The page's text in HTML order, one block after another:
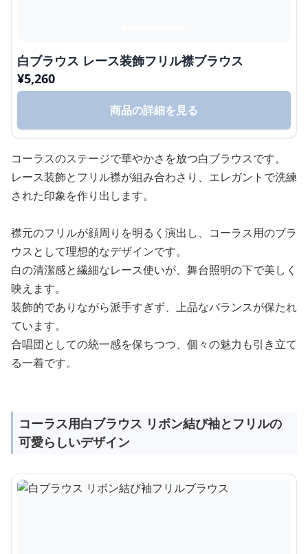
白ブラウス レース装飾フリル襟ブラウス
¥5,260
商品の詳細を見る
コーラスのステージで華やかさを放つ白ブラウスです。
レース装飾とフリル襟が組み合わさり、エレガントで洗練
された印象を作り出します。
襟元のフリルが顔周りを明るく演出し、コーラス用のブラ
ウスとして理想的なデザインです。
白の清潔感と繊細なレース使いが、舞台照明の下で美しく
映えます。
装飾的でありながら派手すぎず、上品なバランスが保たれ
ています。
合唱団としての統一感を保ちつつ、個々の魅力も引き立て
る一着です。
コーラス用白ブラウス リボン結び袖とフリルの
可愛らしいデザイン